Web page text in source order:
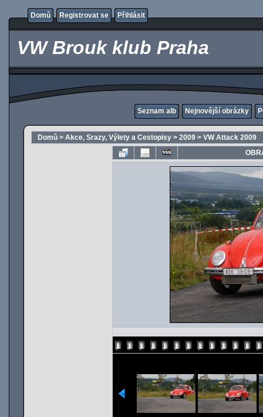
Domů Registrovat se Přihlásit
VW Brouk klub Praha
Seznam alb Nejnovější obrázky
Domů > Akce, Srazy, Výlety a Cestopisy > 2009 > VW Attack 2009